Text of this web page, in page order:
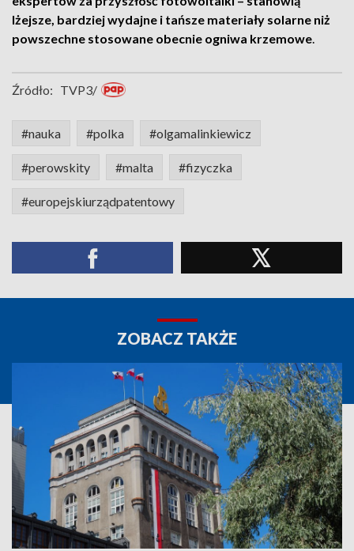
lżejsze, bardziej wydajne i tańsze materiały solarne niż
powszechne stosowane obecnie ogniwa krzemowe.
Źródło: TVP3/
#nauka #polka #olgamalinkiewicz
#perowskity #malta #fizyczka
#europejskiurządpatentowy
ZOBACZ TAKŻE